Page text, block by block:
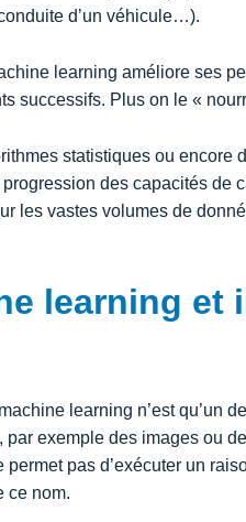
d’un véhicule…).
learning améliore ses
successifs. Plus on le «
statistiques ou
des capacités de
les vastes volumes de
learning et
learning n’est qu’un
exemple des images ou
pas d’exécuter un
ce nom.